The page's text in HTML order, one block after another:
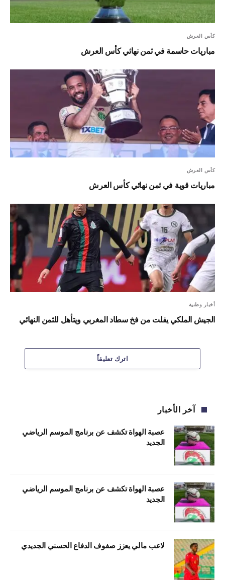
كأس العرش
مباريات حاسمة في ثمن نهائي كأس العرش
كأس العرش
مباريات قوية في ثمن نهائي كأس العرش
أخبار وطنية
الجيش الملكي يفلت من فخ سطاد المغربي ويتأهل للثمن النهائي
اترك تعليقاً
آخر الأخبار
عصبة الهواة تكشف عن برنامج الموسم الرياضي
الجديد
عصبة الهواة تكشف عن برنامج الموسم الرياضي
الجديد
لاعب مالي يعزز صفوف الدفاع الحسني الجديدي